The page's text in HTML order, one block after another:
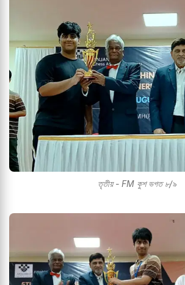
তৃতীয় - FM কুশ ভগত ৮/৯